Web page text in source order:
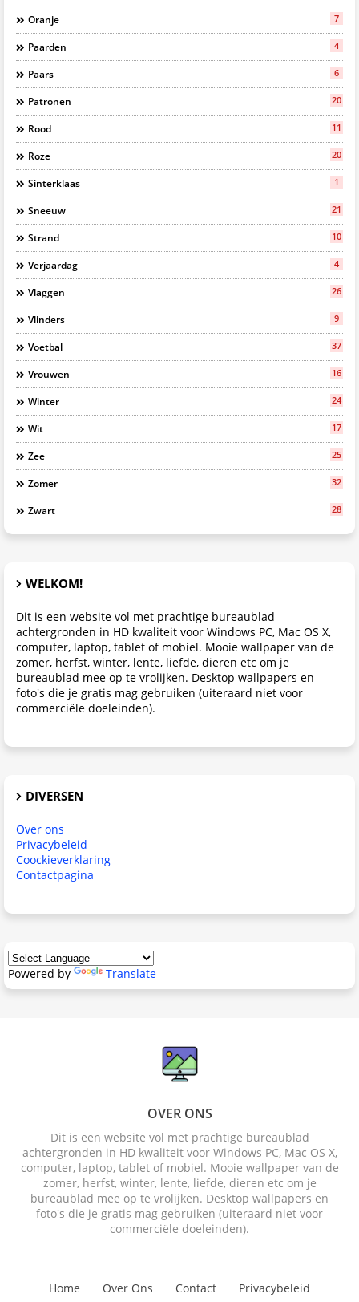
Oranje 7
Paarden 4
Paars 6
Patronen 20
Rood 11
Roze 20
Sinterklaas 1
Sneeuw 21
Strand 10
Verjaardag 4
Vlaggen 26
Vlinders 9
Voetbal 37
Vrouwen 16
Winter 24
Wit 17
Zee 25
Zomer 32
Zwart 28
WELKOM!
Dit is een website vol met prachtige bureaublad
achtergronden in HD kwaliteit voor Windows PC, Mac OS X,
computer, laptop, tablet of mobiel. Mooie wallpaper van de
zomer, herfst, winter, lente, liefde, dieren etc om je
bureaublad mee op te vrolijken. Desktop wallpapers en
foto's die je gratis mag gebruiken (uiteraard niet voor
commerciële doeleinden).
DIVERSEN
Over ons
Privacybeleid
Coockieverklaring
Contactpagina
Powered by Translate
OVER ONS
Dit is een website vol met prachtige bureaublad
achtergronden in HD kwaliteit voor Windows PC, Mac OS X,
computer, laptop, tablet of mobiel. Mooie wallpaper van de
zomer, herfst, winter, lente, liefde, dieren etc om je
bureaublad mee op te vrolijken. Desktop wallpapers en
foto's die je gratis mag gebruiken (uiteraard niet voor
commerciële doeleinden).
Home Over Ons Contact Privacybeleid